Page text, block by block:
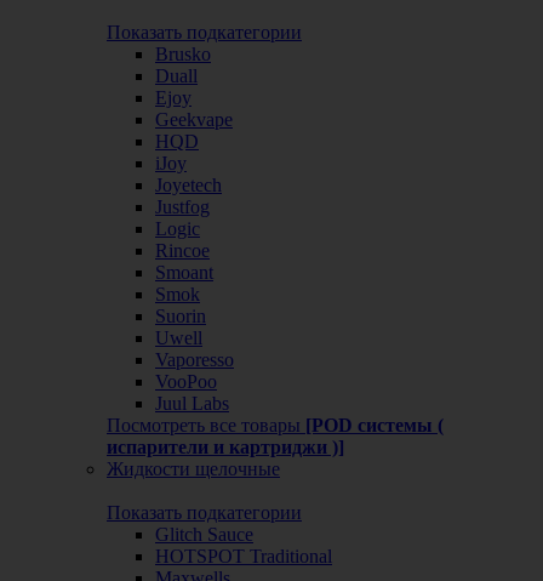
Показать подкатегории
Brusko
Duall
Ejoy
Geekvape
HQD
iJoy
Joyetech
Justfog
Logic
Rincoe
Smoant
Smok
Suorin
Uwell
Vaporesso
VooPoo
Juul Labs
Посмотреть все товары [POD системы (
испарители и картриджи )]
Жидкости щелочные
Показать подкатегории
Glitch Sauce
HOTSPOT Traditional